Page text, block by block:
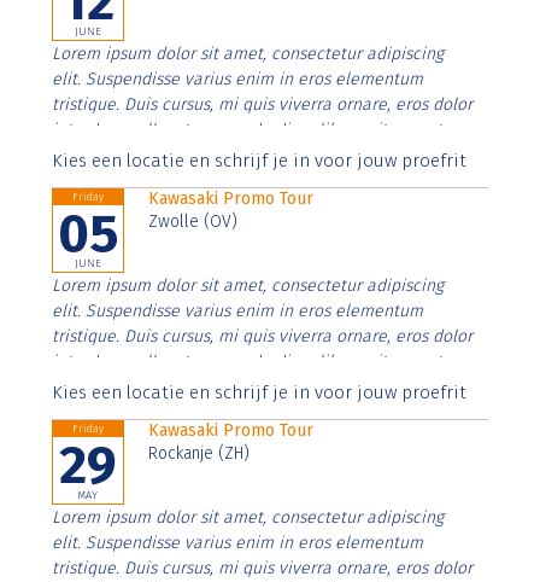
JUNE
Lorem ipsum dolor sit amet, consectetur adipiscing
elit. Suspendisse varius enim in eros elementum
tristique. Duis cursus, mi quis viverra ornare, eros dolor
interdum nulla, ut commodo diam libero vitae erat.
Aenean faucibus nibh et justo cursus id rutrum lorem
Kies een locatie en schrijf je in voor jouw proefrit
Friday
05
JUNE
Kawasaki Promo Tour
Zwolle (OV)
Lorem ipsum dolor sit amet, consectetur adipiscing
elit. Suspendisse varius enim in eros elementum
tristique. Duis cursus, mi quis viverra ornare, eros dolor
interdum nulla, ut commodo diam libero vitae erat.
Aenean faucibus nibh et justo cursus id rutrum lorem
Kies een locatie en schrijf je in voor jouw proefrit
Friday
29
MAY
Kawasaki Promo Tour
Rockanje (ZH)
Lorem ipsum dolor sit amet, consectetur adipiscing
elit. Suspendisse varius enim in eros elementum
tristique. Duis cursus, mi quis viverra ornare, eros dolor